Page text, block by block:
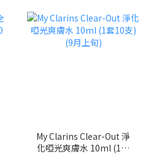
My Clarins Clear-Out 淨
化啞光爽膚水 10ml (1套